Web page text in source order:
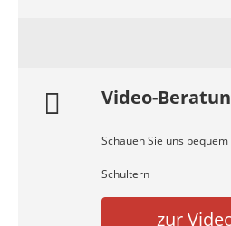
Video-
Schauen Sie uns
Schultern
zur